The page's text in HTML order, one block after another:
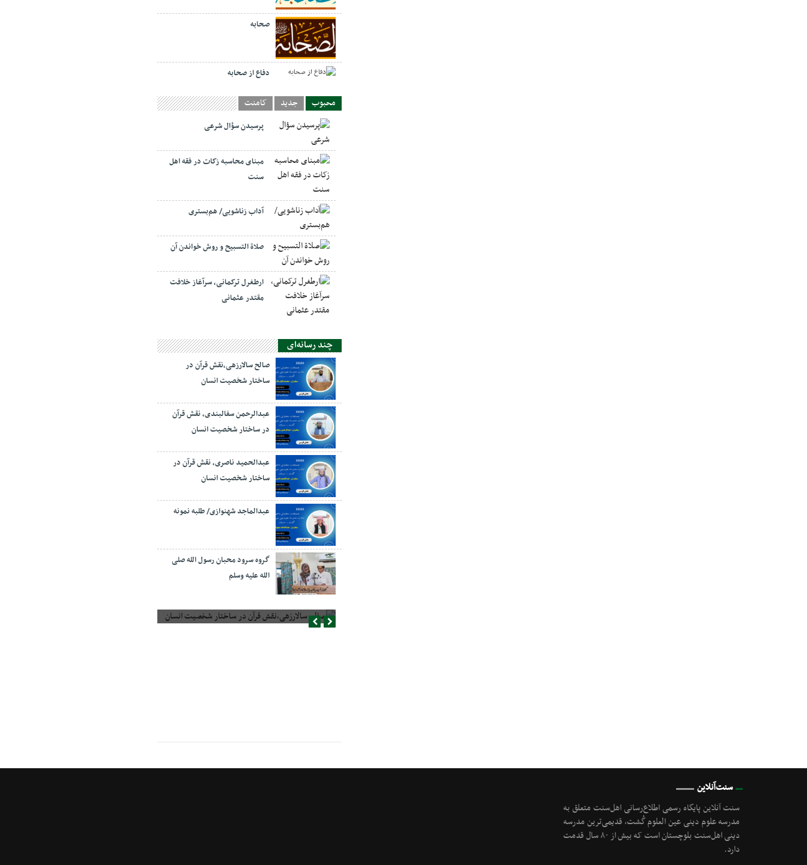
صحابه
دفاع از صحابه
محبوب جدید کامنت
پرسیدن سؤال شرعی
مبنای محاسبه زکات در فقه اهل
سنت
آداب زناشویی/ هم‌بستری
صلاة التسبيح و روش خواندن آن
ارطغرل ترکمانی، سرآغاز خلافت
مقتدر عثمانی
چند رسانه‌ای
صالح سالارزهی،‌نقش قرآن در
ساختار شخصیت انسان
عبدالرحمن سفالبندی، نقش قرآن
در ساختار شخصیت انسان
عبدالحمید ناصری، نقش قرآن در
ساختار شخصیت انسان
عبدالماجد شهنوازی/ طلبه نمونه
گروه سرود محبان رسول الله صلی
الله علیه وسلم
صالح سالارزهی،‌نقش قرآن در ساختار شخصیت انسان
سنت‌آنلاین
سنت آنلاین پایگاه رسمی اطلاع‌رسانی اهل‌سنت متعلق به
مدرسه علوم دینی عین العلوم گُشت, قدیمی‌ترین مدرسه
دینی اهل‌سنت بلوچستان است که بیش از ۸۰ سال قدمت
دارد.